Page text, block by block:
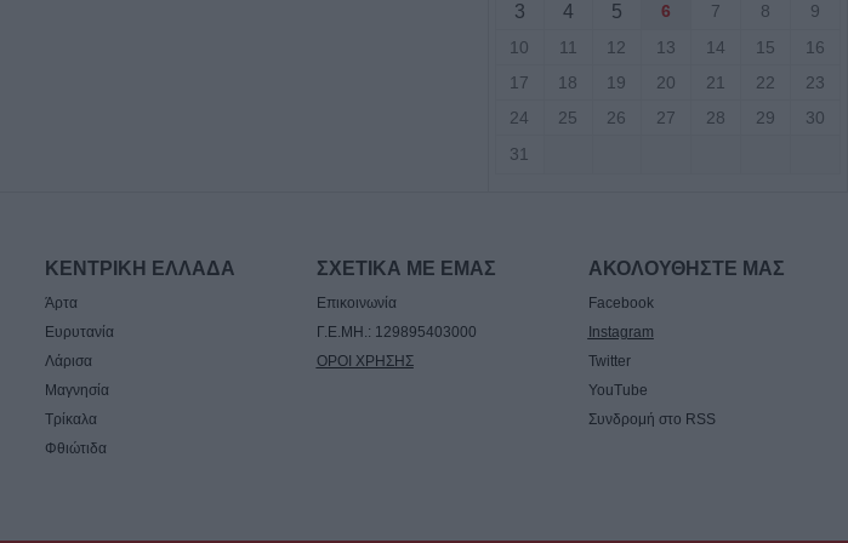
Καππά, Φύλλο και Αμπελώνα
κάνναβης στην Φθιώτιδα
3
4 5 6 7 8
9
10
11 12 13 14 15
16
17
18 19 20 21 22
23
24
25 26 27 28 29
30
31
ΚΕΝΤΡΙΚΗ ΕΛΛΑΔΑ
Άρτα
Ευρυτανία
Λάρισα
Μαγνησία
Τρίκαλα
Φθιώτιδα
ΣΧΕΤΙΚΑ ΜΕ ΕΜΑΣ
Επικοινωνία
Γ.Ε.ΜΗ.: 129895403000
ΟΡΟΙ ΧΡΗΣΗΣ
ΑΚΟΛΟΥΘΗΣΤΕ ΜΑΣ
Facebook
Instagram
Twitter
YouTube
Συνδρομή στο RSS